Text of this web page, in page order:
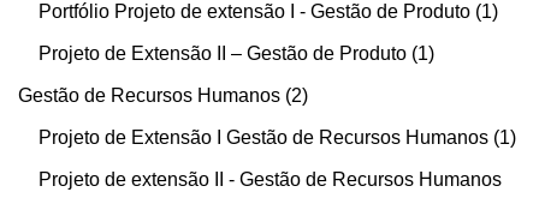
Portfólio Projeto de extensão I - Gestão de Produto 1
Projeto de Extensão II – Gestão de Produto 1
Gestão de Recursos Humanos 2
Projeto de Extensão I Gestão de Recursos Humanos 1
Projeto de extensão II - Gestão de Recursos Humanos